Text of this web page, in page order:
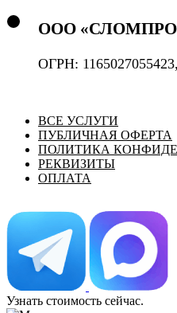
ООО
ОГРН:
ВСЕ УСЛУГИ
ПУБЛИЧНАЯ ОФЕРТА
ПОЛИТИКА
РЕКВИЗИТЫ
ОПЛАТА
Узнать стоимость сейчас.